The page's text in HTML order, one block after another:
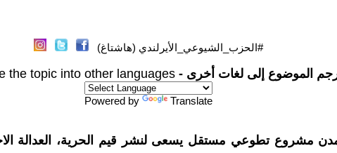
#الحزب_الشيوعي_الأيرلندي (هاشتاغ)
الموضوع إلى لغات أخرى - the topic into other languages
Powered by Translate
مشروع تطوعي مستقل يسعى لنشر قيم الحرية، العدالة